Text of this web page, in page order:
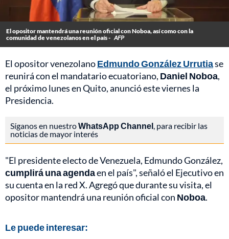
El opositor mantendrá una reunión oficial con Noboa, así como con la
comunidad de venezolanos en el país - AFP
El opositor venezolanoEdmundo González Urrutiase
reunirá con el mandatario ecuatoriano, Daniel Noboa,
el próximo lunes en Quito, anunció este viernes la
Presidencia.
Síganos en nuestroWhatsApp Channel, para recibir las
noticias de mayor interés
"El presidente electo de Venezuela, Edmundo González,
cumplirá una agendaen el país", señaló el Ejecutivo en
su cuenta en la red X. Agregó que durante su visita, el
opositor mantendrá una reunión oficial con Noboa.
Le puede interesar: